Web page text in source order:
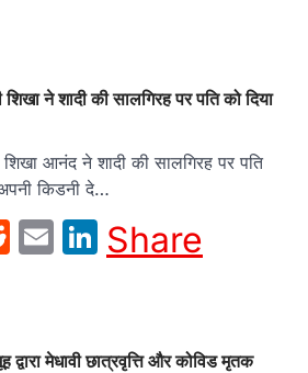
ने शादी की सालगिरह पर पति को दिया
शिखा आनंद ने शादी की सालगिरह पर पति
किडनी दे…
Reddit
EmailLinkedIn
Share
मेधावी छात्रवृत्ति और कोविड मृतक